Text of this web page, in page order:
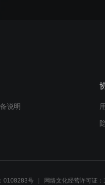
说明
0108283号 网络文化经营许可证